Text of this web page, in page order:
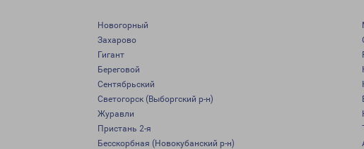
Новогорный
Захарово
Гигант
Береговой
Сентябрьский
Светогорск (Выборгский р-н)
Журавли
Пристань 2-я
Бесскорбная (Новокубанский р-н)